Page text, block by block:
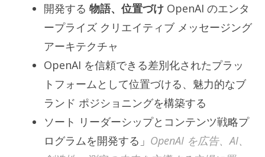
開発する 物語、位置づけ OpenAI のエンタ
ープライズ クリエイティブ メッセージング
アーキテクチャ
OpenAI を信頼できる差別化されたプラッ
トフォームとして位置づける、魅力的なブ
ランド ポジショニングを構築する
ソート リーダーシップとコンテンツ戦略プ
ログラムを開発する」 OpenAI を広告、AI、